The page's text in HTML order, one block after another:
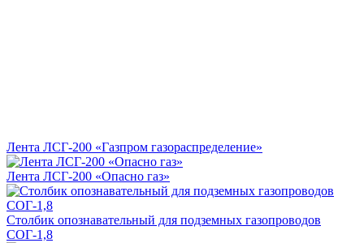
Лента ЛСГ-200 «Газпром газораспределение»
Лента ЛСГ-200 «Опасно газ»
Столбик опознавательный для подземных газопроводов
СОГ-1,8